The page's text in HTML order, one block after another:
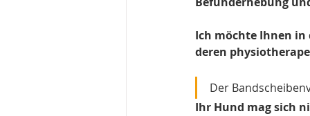
Ich möchte Ihnen
deren
Der
Ihr Hund mag sich